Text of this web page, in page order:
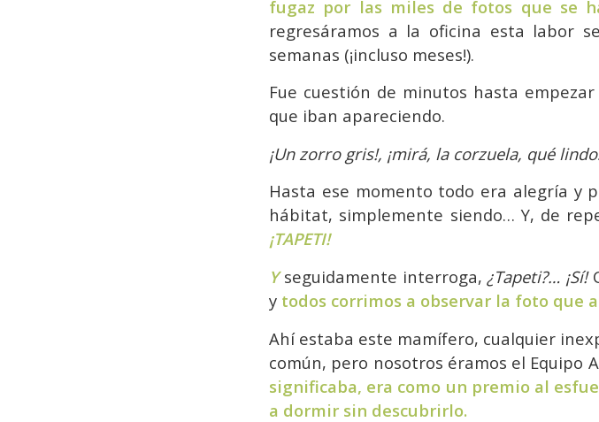
fugaz por las miles de fotos que se
regresáramos a la oficina esta labor
semanas (¡incluso meses!).
Fue cuestión de minutos hasta
que iban apareciendo.
¡Un zorro gris!, ¡mirá, la corzuela, qué
Hasta ese momento todo era alegría y
hábitat, simplemente siendo… Y, de
¡TAPETI!
Yseguidamente interroga,¿Tapeti?… ¡Sí!
y todos corrimos a observar la foto que
Ahí estaba este mamífero, cualquier
común, pero nosotros éramos el Equipo
significaba, era como un premio al
a dormir sin descubrirlo.